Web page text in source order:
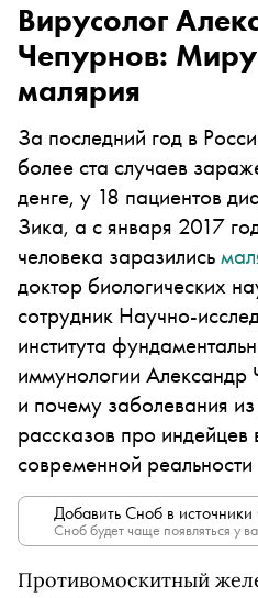
Вирусолог
Чепурнов: Миру
малярия
За последний год в
более ста случаев
денге, у 18 пациентов
Зика, а с января 2017
человека заразились
доктор биологических
сотрудник Научно-
института
иммунологии
и почему заболевания
рассказов про индейцев
современной реальности
Добавить Сноб в
Сноб будет чаще появляться у
Противомоскитный